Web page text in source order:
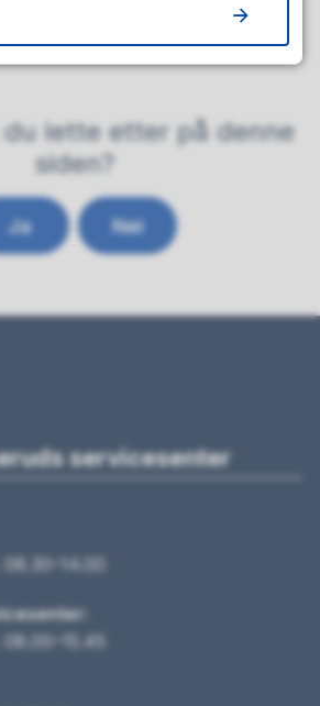
06.00
18.12
lette etter på denne
siden?
Ja Nei
servicesenter